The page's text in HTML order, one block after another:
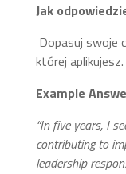
Jak
Dopasuj swoje
której aplikujesz.
Example
“In five years, I
contributing to
leadership